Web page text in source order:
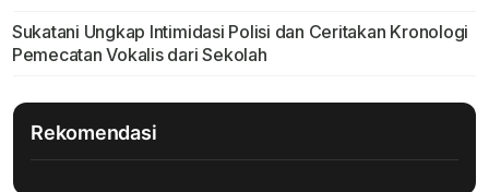
Sukatani Ungkap Intimidasi Polisi dan Ceritakan Kronologi
Pemecatan Vokalis dari Sekolah
Rekomendasi